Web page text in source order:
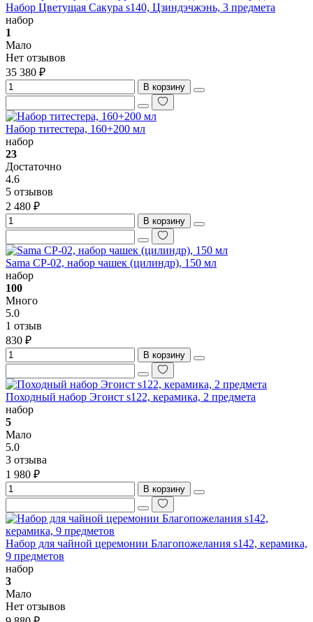
Набор Цветущая Сакура s140, Цзиндэчжэнь, 3 предмета
набор
1
Мало
Нет отзывов
35 380 ₽
В корзину
Набор титестера, 160+200 мл
набор
23
Достаточно
4.6
5 отзывов
2 480 ₽
В корзину
Sama CP-02, набор чашек (цилиндр), 150 мл
набор
100
Много
5.0
1 отзыв
830 ₽
В корзину
Походный набор Эгоист s122, керамика, 2 предмета
набор
5
Мало
5.0
3 отзыва
1 980 ₽
В корзину
Набор для чайной церемонии Благопожелания s142, керамика,
9 предметов
набор
3
Мало
Нет отзывов